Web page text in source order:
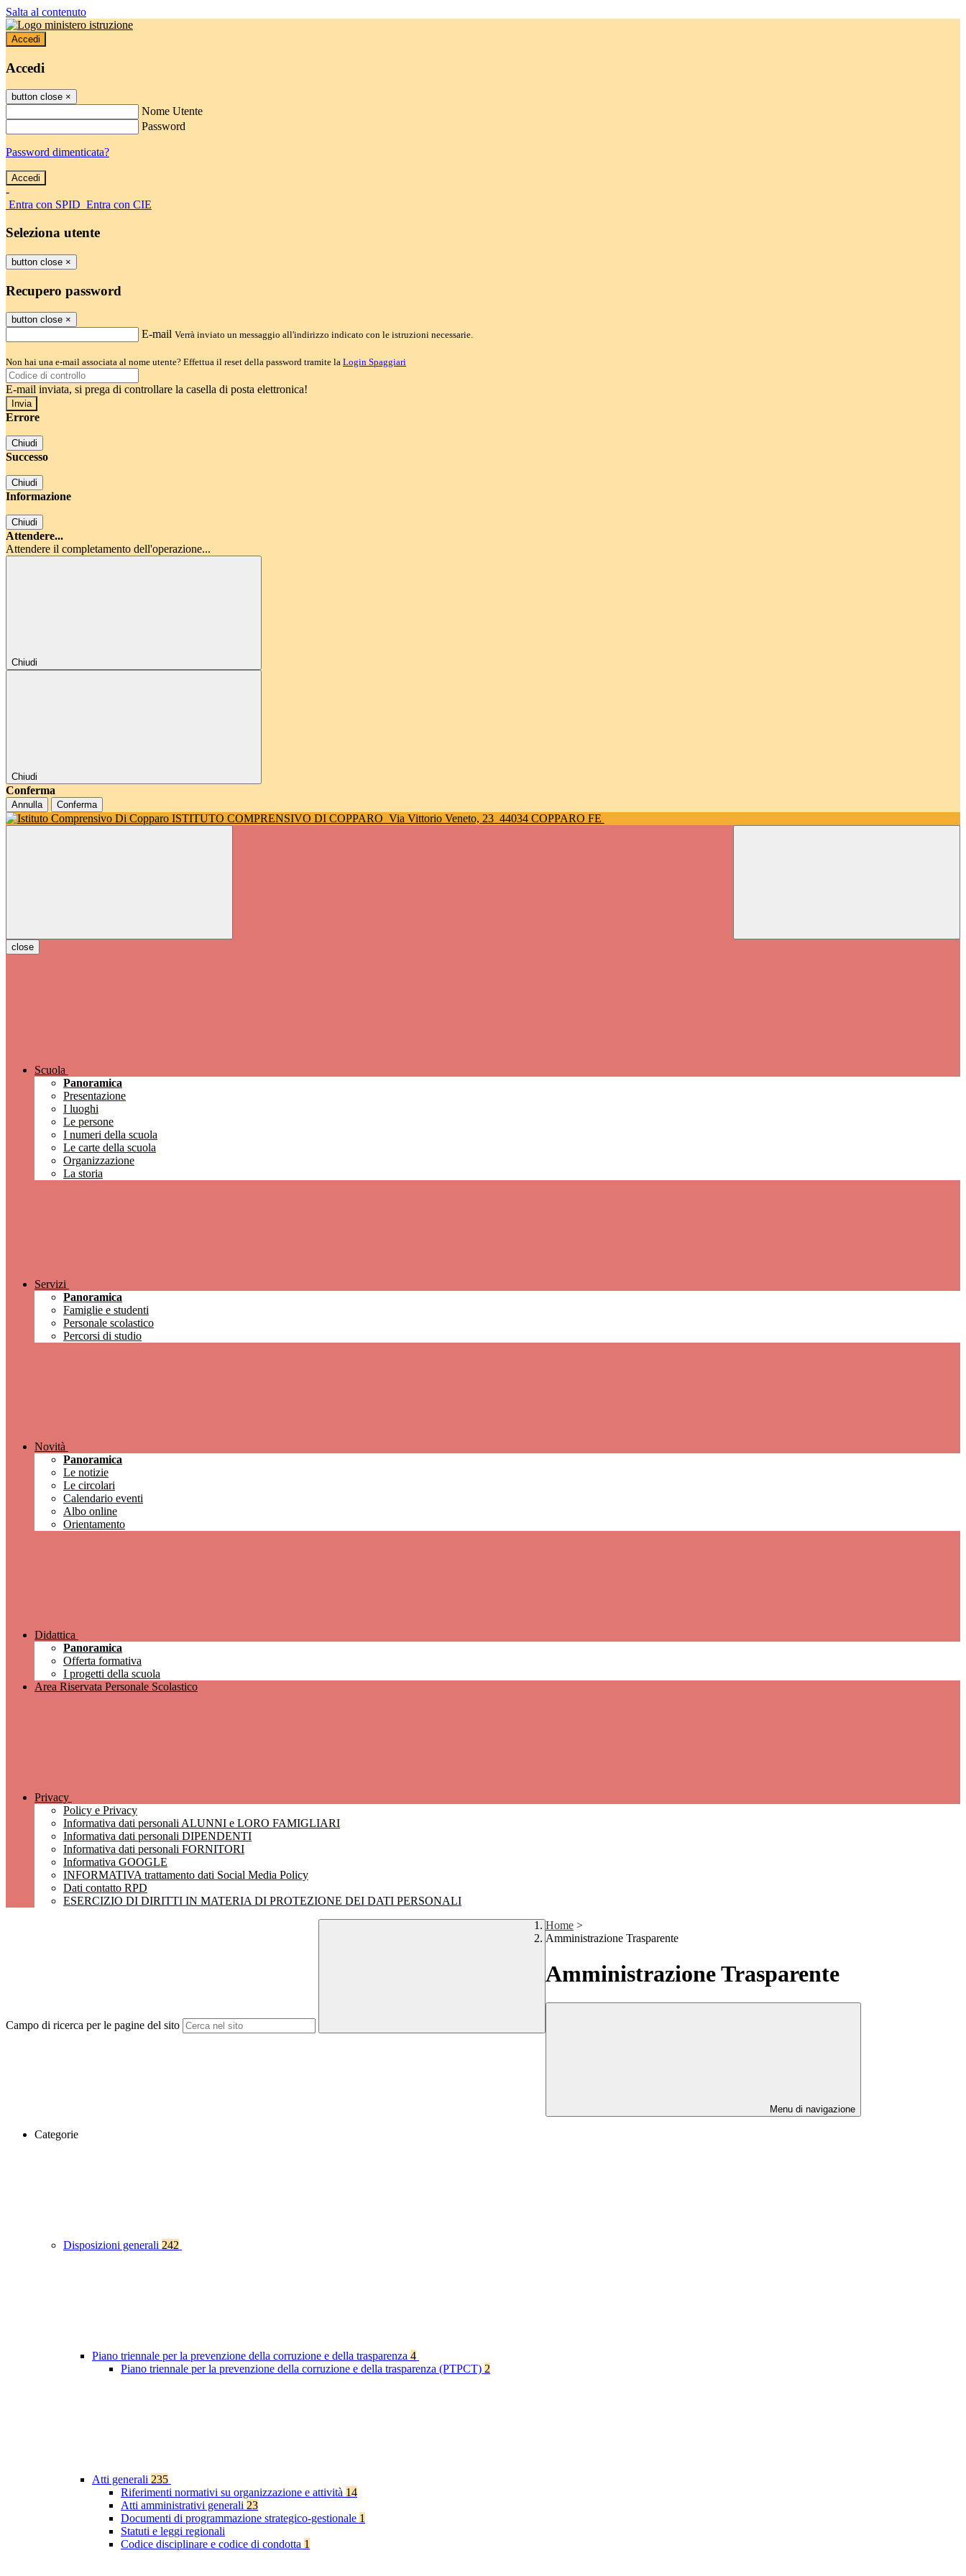
Salta al contenuto
Accedi
Accedi
button close ×
Nome Utente
Password
Password dimenticata?
-
Entra con SPID Entra con CIE
Seleziona utente
button close ×
Recupero password
button close ×
E-mail Verrà inviato un messaggio all'indirizzo indicato con le istruzioni necessarie.
Non hai una e-mail associata al nome utente? Effettua il reset della password tramite la Login Spaggiari
E-mail inviata, si prega di controllare la casella di posta elettronica!
Errore
Chiudi
Successo
Chiudi
Informazione
Chiudi
Attendere...
Attendere il completamento dell'operazione...
Chiudi
Chiudi
Conferma
Annulla Conferma
ISTITUTO COMPRENSIVO DI COPPARO Via Vittorio Veneto, 23 44034 COPPARO FE
close
Scuola
Panoramica
Presentazione
I luoghi
Le persone
I numeri della scuola
Le carte della scuola
Organizzazione
La storia
Servizi
Panoramica
Famiglie e studenti
Personale scolastico
Percorsi di studio
Novità
Panoramica
Le notizie
Le circolari
Calendario eventi
Albo online
Orientamento
Didattica
Panoramica
Offerta formativa
I progetti della scuola
Area Riservata Personale Scolastico
Privacy
Policy e Privacy
Informativa dati personali ALUNNI e LORO FAMIGLIARI
Informativa dati personali DIPENDENTI
Informativa dati personali FORNITORI
Informativa GOOGLE
INFORMATIVA trattamento dati Social Media Policy
Dati contatto RPD
ESERCIZIO DI DIRITTI IN MATERIA DI PROTEZIONE DEI DATI PERSONALI
Campo di ricerca per le pagine del sito
Home >
Amministrazione Trasparente
Amministrazione Trasparente
Menu di navigazione
Categorie
Disposizioni generali 242
Piano triennale per la prevenzione della corruzione e della trasparenza 4
Piano triennale per la prevenzione della corruzione e della trasparenza (PTPCT) 2
Atti generali 235
Riferimenti normativi su organizzazione e attività 14
Atti amministrativi generali 23
Documenti di programmazione strategico-gestionale 1
Statuti e leggi regionali
Codice disciplinare e codice di condotta 1